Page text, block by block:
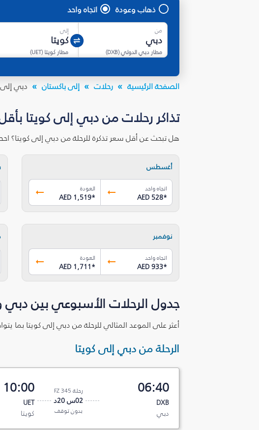
ذهاب وعودة اتجاه واحد
من
مطار دبي الدولي(
DXB
)
إلى
مطار كويتا(
UET
)
الصفحة الرئيسية رحلات إلى باكستان دبي إلى
تذاكر رحلات من دبي إلى كويتا
هل تبحث عن أقل سعر تذكرة للرحلة من دبي إلى كويتا؟
أغسطس
اتجاه واحد
AED 528*
العودة
AED 1,519*
نوفمبر
اتجاه واحد
AED 933*
العودة
AED 1,711*
جدول الرحلات الأسبوعي بين دبي
أعثر على الموعد المثالي للرحلة من دبي إلى كويتا بما
الرحلة من دبي إلى كويتا
06:40
DXB
دبي
رحلة FZ 345
02س 20د
بدون توقف
10:00
UET
كويتا